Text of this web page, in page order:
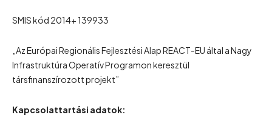
SMIS kód 2014+ 139933
„Az Európai Regionális Fejlesztési Alap REACT-EU által a Nagy
Infrastruktúra Operatív Programon keresztül
társfinanszírozott projekt”
Kapcsolattartási adatok: